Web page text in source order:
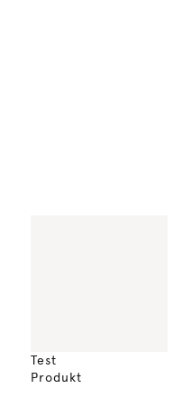
Test
Produkt